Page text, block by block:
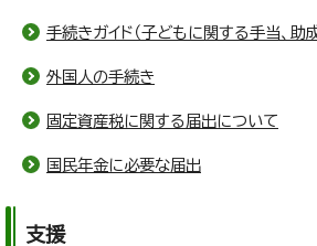
手続きガイド（子どもに関する手当、助
外国人の手続き
固定資産税に関する届出について
国民年金に必要な届出
支援